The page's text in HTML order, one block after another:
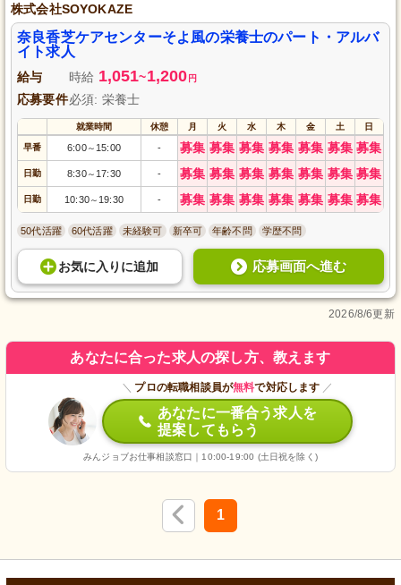
株式会社SOYOKAZE
奈良香芝ケアセンターそよ風の栄養士のパート・アルバ
イト求人
給与 時給 1,051~1,200 円
応募要件必須: 栄養士
就業時間 休憩 月 火 水 木 金 土 日
早番 6:00～ 15:00 - 募集 募集 募集 募集 募集 募集 募集
日勤 8:30～ 17:30 - 募集 募集 募集 募集 募集 募集 募集
日勤 10:30～ 19:30 - 募集 募集 募集 募集 募集 募集 募集
50代活躍 60代活躍 未経験可 新卒可 年齢不問 学歴不問
お気に入り に追加 応募画面へ進む
2026/8/6更新
あなたに合った求人の探し方、教えます
＼ プロの転職相談員が無料で対応します ／
あなたに一番合う求人を
提案してもらう
みんジョブお仕事相談窓口｜10:00-19:00 (土日祝を除く)
1